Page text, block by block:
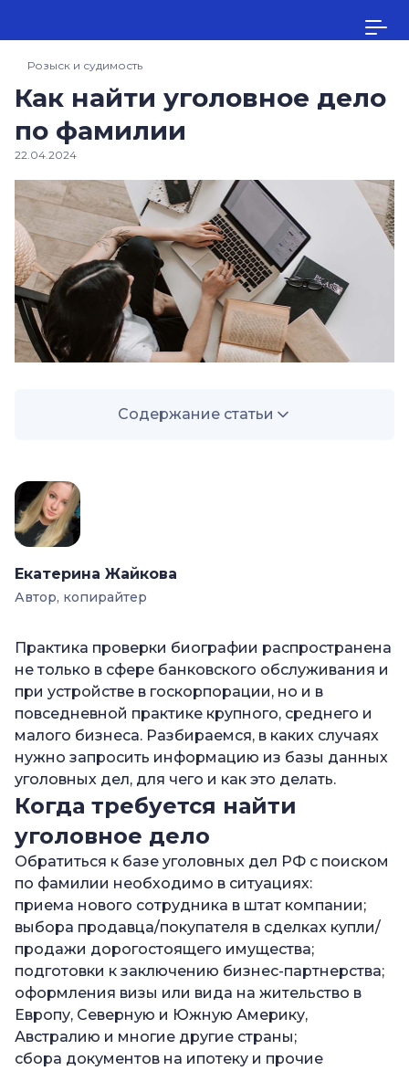
Розыск и судимость
Как найти уголовное дело
по фамилии
22.04.2024
Содержание статьи
—
Как проходит процесс регистрации
уголовного дела
—Какие сведения вы можете получить
—Как найти уголовное дело по номеру дела?
—Как проверить человека на уголовные дела?
Способы поиска уголовного дела
—Личное обращение с заявлением
—База данных МВД
—Сайт ФССП
—Сайт суда
—
Через ГАС «Правосудие» и «Судебные
решения»
—Решение для юрлиц и ИП: комплексная
проверка через CheckPerson
Екатерина Жайкова
Автор, копирайтер
Практика проверки биографии распространена
не только в сфере банковского обслуживания и
при устройстве в госкорпорации, но и в
повседневной практике крупного, среднего и
малого бизнеса. Разбираемся, в каких случаях
нужно запросить информацию из базы данных
уголовных дел, для чего и как это делать.
Когда требуется найти
уголовное дело
Обратиться к базе уголовных дел РФ с поиском
по фамилии необходимо в ситуациях:
приема нового сотрудника в штат компании;
выбора продавца/покупателя в сделках купли/
продажи дорогостоящего имущества;
подготовки к заключению бизнес-партнерства;
оформления визы или вида на жительство в
Европу, Северную и Южную Америку,
Австралию и многие другие страны;
сбора документов на ипотеку и прочие